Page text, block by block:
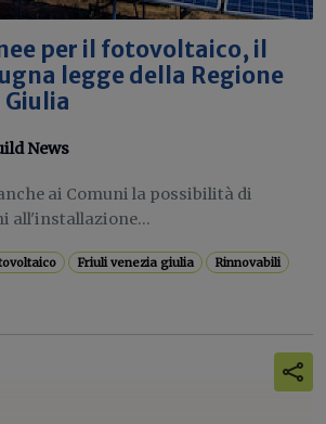
per il fotovoltaico, il
legge della Regione
Giulia
News
ai Comuni la possibilità di
all'installazione...
Friuli venezia giulia
Rinnovabili